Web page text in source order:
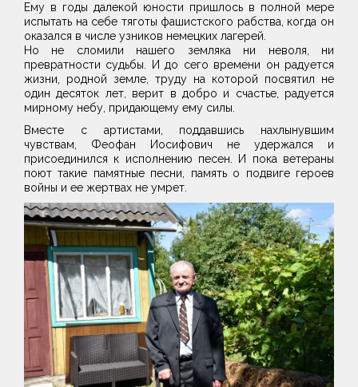
Ему в годы далекой юности пришлось в полной мере
испытать на себе тяготы фашистского рабства, когда он
оказался в числе узников немецких лагерей.
Но не сломили нашего земляка ни неволя, ни
превратности судьбы. И до сего времени он радуется
жизни, родной земле, труду на которой посвятил не
один десяток лет, верит в добро и счастье, радуется
мирному небу, придающему ему силы.
Вместе с артистами, поддавшись нахлынувшим
чувствам, Феофан Иосифович не удержался и
присоединился к исполнению песен. И пока ветераны
поют такие памятные песни, память о подвиге героев
войны и ее жертвах не умрет.